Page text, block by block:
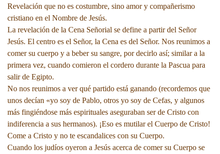
Revelación que no es costumbre, sino amor y compañerismo
cristiano en el Nombre de Jesús.
La revelación de la Cena Señorial se define a partir del Señor
Jesús. El centro es el Señor, la Cena es del Señor. Nos reunimos a
comer su cuerpo y a beber su sangre, por decirlo así; similar a la
primera vez, cuando comieron el cordero durante la Pascua para
salir de Egipto.
No nos reunimos a ver qué partido está ganando (recordemos que
unos decían «yo soy de Pablo, otros yo soy de Cefas, y algunos
más fingiéndose más espirituales aseguraban ser de Cristo con
indiferencia a sus hermanos). ¡Eso es mutilar el Cuerpo de Cristo!
Come a Cristo y no te escandalices con su Cuerpo.
Cuando los judíos oyeron a Jesús acerca de comer su Cuerpo se